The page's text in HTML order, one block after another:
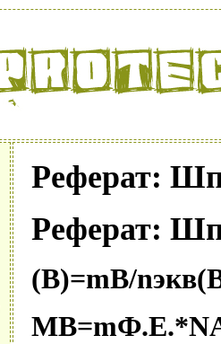
Реферат:
Реферат:
(В)=mB/nэкв
MB=mФ.Е.*